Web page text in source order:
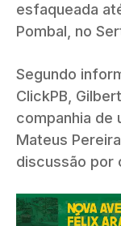
esfaqueada
Pombal, no
Segundo
ClickPB,
companhia de
Mateus
discussão por